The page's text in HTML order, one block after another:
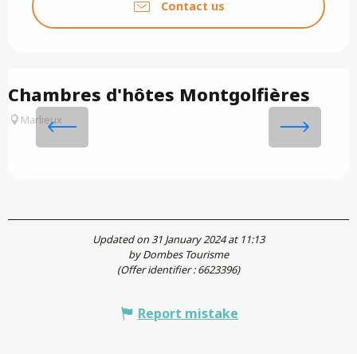
Contact us
Chambres d'hôtes Montgolfières
Marlieux
Updated on 31 January 2024 at 11:13
by Dombes Tourisme
(Offer identifier :6623396)
Report mistake